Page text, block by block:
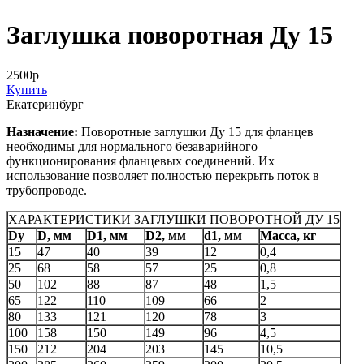
Заглушка поворотная Ду 15
2500р
Купить
Екатеринбург
Назначение: Поворотные заглушки Ду 15 для фланцев
необходимы для нормального безаварийного
функционирования фланцевых соединений. Их
использование позволяет полностью перекрыть поток в
трубопроводе.
ХАРАКТЕРИСТИКИ ЗАГЛУШКИ ПОВОРОТНОЙ ДУ 15
Dу
D, мм D1, мм D2, мм d1, мм
Масса, кг
15
47 40 39 12
0,4
25
68 58 57 25
0,8
50
102 88 87 48
1,5
65
122 110 109 66
2
80
133 121 120 78
3
100
158 150 149 96
4,5
150
212 204 203 145
10,5